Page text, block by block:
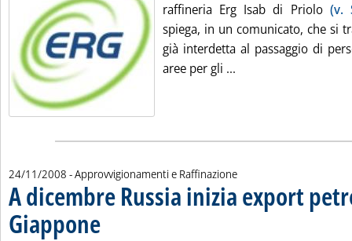
raffineria Erg Isab di Priolo (v.
spiega, in un comunicato, che si
già interdetta al passaggio di
aree per gli ...
24/11/2008 - Approvvigionamenti e Raffinazione
A dicembre Russia inizia export
Giappone . Pubblicata lunedì 24 novembre 2008 alle 15.21.